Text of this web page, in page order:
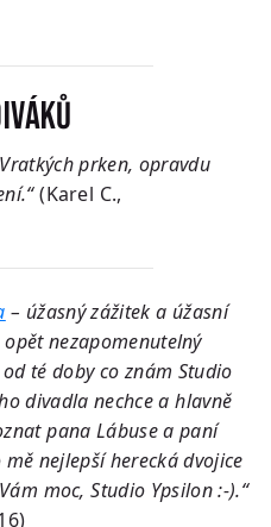
prken, opravdu
(Karel C.,
– úžasný zážitek a úžasní
opět nezapomenutelný
té doby co znám Studio
divadla nechce a hlavně
pana Lábuse a paní
nejlepší herecká dvojice
moc, Studio Ypsilon :-).“